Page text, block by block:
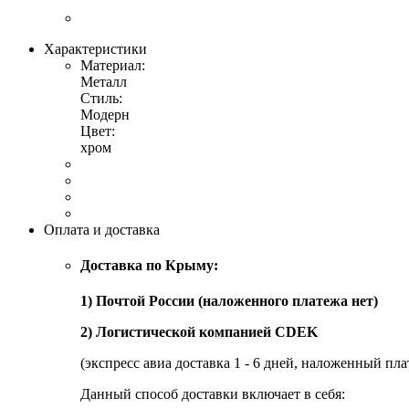
Характеристики
Материал:
Металл
Стиль:
Модерн
Цвет:
хром
Оплата и доставка
Доставка по Крыму:
1) Почтой России (наложенного платежа нет)
2) Логистической компанией CDEK
(экспресс авиа доставка 1 - 6 дней, наложенный
Данный способ доставки включает в себя: